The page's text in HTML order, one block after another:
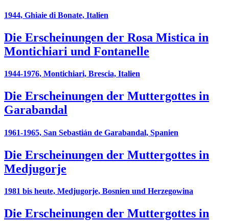
1944, Ghiaie di Bonate, Italien
Die Erscheinungen der Rosa Mistica in
Montichiari und Fontanelle
1944-1976, Montichiari, Brescia, Italien
Die Erscheinungen der Muttergottes in
Garabandal
1961-1965, San Sebastián de Garabandal, Spanien
Die Erscheinungen der Muttergottes in
Medjugorje
1981 bis heute, Medjugorje, Bosnien und Herzegowina
Die Erscheinungen der Muttergottes in